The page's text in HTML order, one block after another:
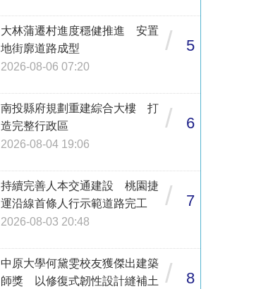
大林蒲遷村進度穩健推進 安置
地街廓道路成型
2026-08-06 07:20
/ 5
南投縣府規劃重建綜合大樓 打
造完整行政區
2026-08-04 19:06
/ 6
持續完善人本交通建設 桃園捷
運沿線首條人行示範道路完工
2026-08-03 20:48
/ 7
中原大學何黛雯校友獲傑出建築
師獎 以修復式韌性設計縫補土
/ 8